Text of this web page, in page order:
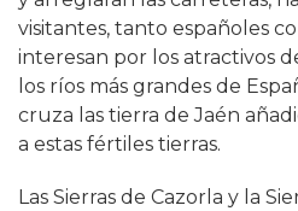
visitantes, tanto españoles
interesan por los atractivos
los ríos más grandes de
cruza las tierra de Jaén
a estas fértiles tierras.
Las Sierras de Cazorla y la